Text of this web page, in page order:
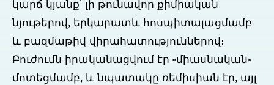
կարճ կյանք՝ լի թունավոր քիմիական
նյութերով, երկարատև հոսպիտալացմամբ
և բազմաթիվ վիրահատություններով։
Բուժումն իրականացվում էր «միասնական»
մոտեցմամբ, և նպատակը ռեմիսիան էր, այլ